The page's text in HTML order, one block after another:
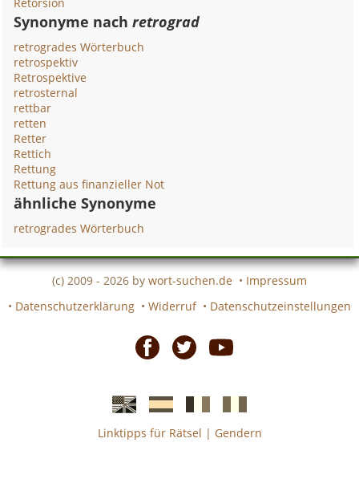
Synonyme nachretrograd
retrogrades Wörterbuch
retrospektiv
Retrospektive
retrosternal
rettbar
retten
Retter
Rettich
Rettung
Rettung aus finanzieller Not
ähnliche Synonyme
retrogrades Wörterbuch
(c) 2009 - 2026 by wort-suchen.de • Impressum
• Datenschutzerklärung • Widerruf • Datenschutzeinstellungen
EnglischeSpanischefranzösicheitalienische
Linktipps für Rätsel | Gendern